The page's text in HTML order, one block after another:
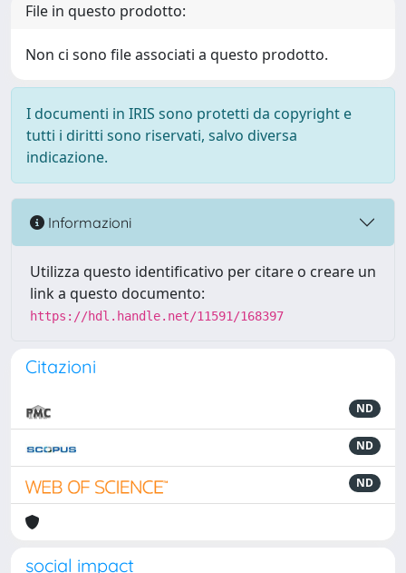
File in questo prodotto:
Non ci sono file associati a questo prodotto.
I documenti in IRIS sono protetti da copyright e
tutti i diritti sono riservati, salvo diversa
indicazione.
Informazioni
Utilizza questo identificativo per citare o creare un
link a questo documento:
https://hdl.handle.net/11591/168397
Citazioni
ND
ND
ND
social impact